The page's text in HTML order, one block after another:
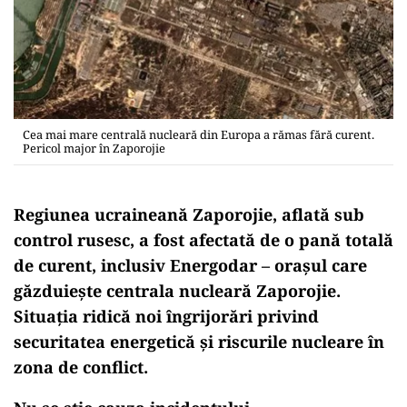
Cea mai mare centrală nucleară din Europa a rămas fără curent.
Pericol major în Zaporojie
Regiunea ucraineană Zaporojie, aflată sub
control rusesc, a fost afectată de o pană totală
de curent, inclusiv Energodar – orașul care
găzduiește centrala nucleară Zaporojie.
Situația ridică noi îngrijorări privind
securitatea energetică și riscurile nucleare în
zona de conflict.